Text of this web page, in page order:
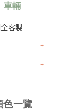
車輛
客製
+
+
色一覽